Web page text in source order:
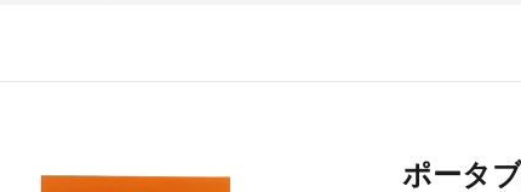
ポータ